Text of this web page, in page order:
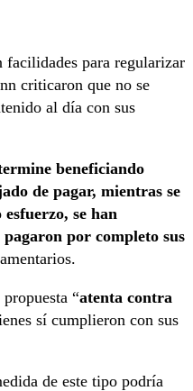
facilidades para regularizar
criticaron que no se
al día con sus
beneficiando
de pagar, mientras se
se han
por completo sus
“atenta contra
sí cumplieron con sus
de este tipo podría